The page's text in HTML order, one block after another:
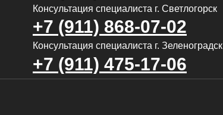
Консультация специалиста г. Светлогорск
Консультация специалиста г. Зеленоградск
+7 (911) 475-17-06
+7 (911) 868-07-02